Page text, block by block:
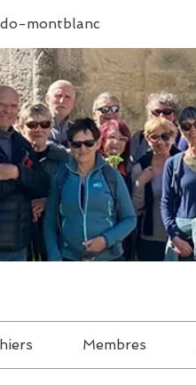
montblanc
Membres